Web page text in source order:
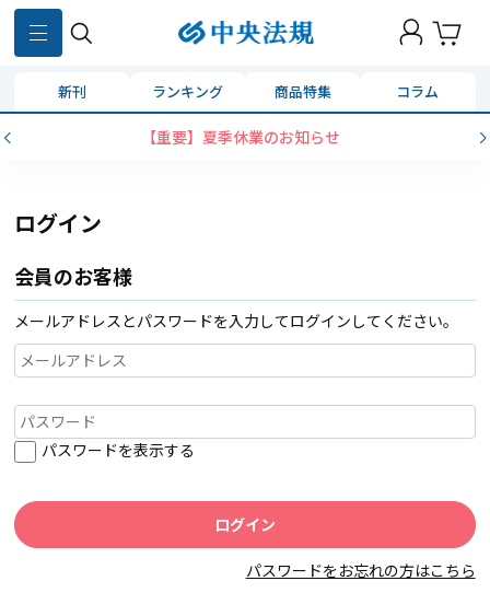
新刊 ランキング 商品特集 コラム
【重要】夏季休業のお知らせ
ログイン
会員のお客様
メールアドレスとパスワードを入力してログインしてください。
パスワードを表示する
パスワードをお忘れの方はこちら